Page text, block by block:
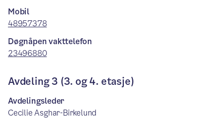
Mobil
48957378
Døgnåpen vakttelefon
23496880
Avdeling 3 (3. og 4. etasje)
Avdelingsleder
Cecilie Asghar-Birkelund